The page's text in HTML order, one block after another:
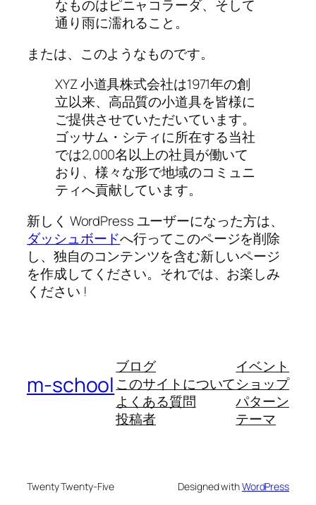
なものはピニャコラーダ、そして
通り雨に濡れること。
または、このようなものです。
XYZ 小道具株式会社は1971年の創
立以来、高品質の小道具を皆様に
ご提供させていただいています。
ゴッサム・シティに所在する当社
では2,000名以上の社員が働いて
おり、様々な形で地域のコミュニ
ティへ貢献しています。
新しく WordPress ユーザーになった方は、
ダッシュボードへ行ってこのページを削除
し、独自のコンテンツを含む新しいページ
を作成してください。それでは、お楽しみ
ください !
m-school
ブログ
このサイトについて
よくある質問
投稿者
イベント
ショップ
パターン
テーマ
Twenty Twenty-Five Designed withWordPress